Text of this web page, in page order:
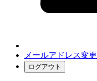
メールアドレス変更
ログアウト